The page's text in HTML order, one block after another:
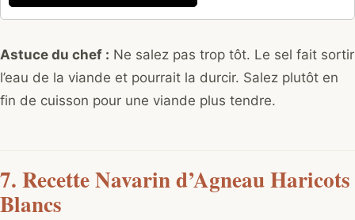
Astuce du chef : Ne salez pas trop tôt. Le sel fait sortir
l’eau de la viande et pourrait la durcir. Salez plutôt en
fin de cuisson pour une viande plus tendre.
7. Recette Navarin d’Agneau Haricots
Blancs